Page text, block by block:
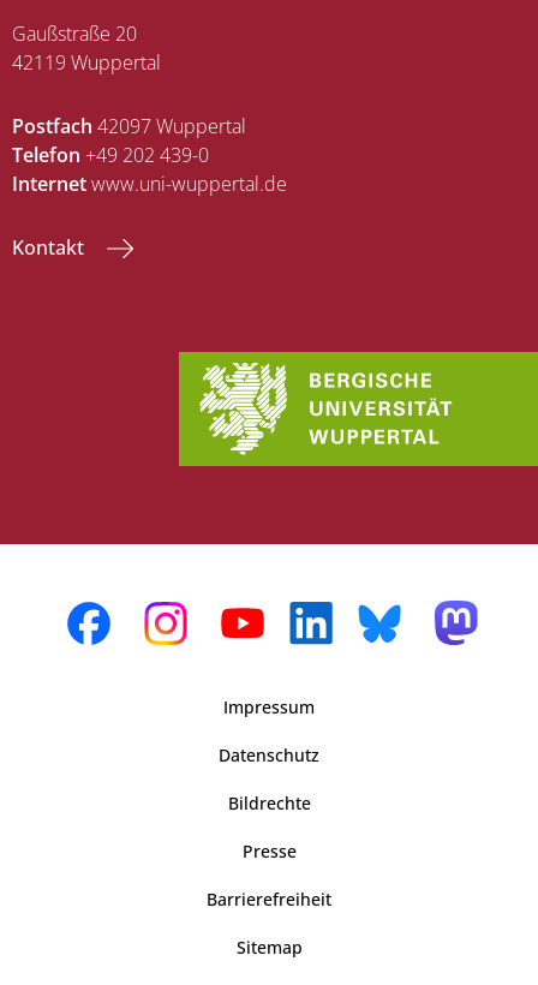
Gaußstraße 20
42119 Wuppertal
Postfach 42097 Wuppertal
Telefon +49 202 439-0
Internetwww.uni-wuppertal.de
Kontakt
Impressum
Datenschutz
Bildrechte
Presse
Barrierefreiheit
Sitemap